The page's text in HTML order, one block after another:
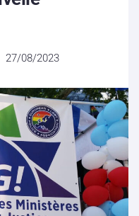
27/08/2023